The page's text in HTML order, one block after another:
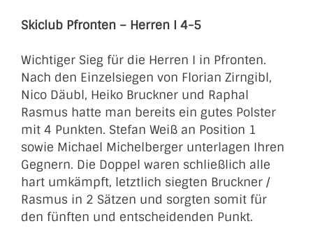
Skiclub Pfronten – Herren I 4-5
Wichtiger Sieg für die Herren I in Pfronten.
Nach den Einzelsiegen von Florian Zirngibl,
Nico Däubl, Heiko Bruckner und Raphal
Rasmus hatte man bereits ein gutes Polster
mit 4 Punkten. Stefan Weiß an Position 1
sowie Michael Michelberger unterlagen Ihren
Gegnern. Die Doppel waren schließlich alle
hart umkämpft, letztlich siegten Bruckner /
Rasmus in 2 Sätzen und sorgten somit für
den fünften und entscheidenden Punkt.